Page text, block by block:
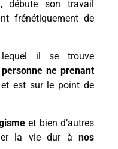
débute son travail
frénétiquement de
il se trouve
ne prenant
et est sur le point de
et bien d’autres
la vie dur à nos